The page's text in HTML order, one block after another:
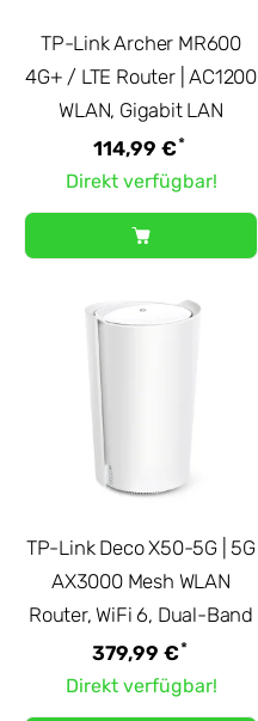
TP-Link Archer MR600
4G+ / LTE Router | AC1200
WLAN, Gigabit LAN
114,99 €*
Direkt verfügbar!
TP-Link Deco X50-5G | 5G
AX3000 Mesh WLAN
Router, WiFi 6, Dual-Band
379,99 €*
Direkt verfügbar!